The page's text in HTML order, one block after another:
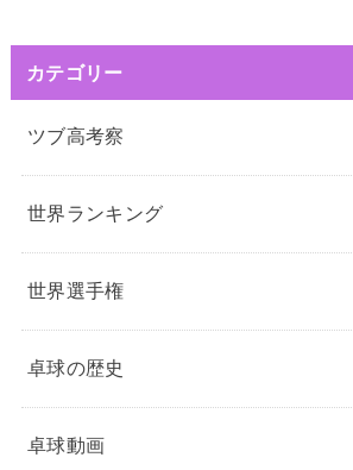
カテゴリー
ツブ高考察
世界ランキング
世界選手権
卓球の歴史
卓球動画